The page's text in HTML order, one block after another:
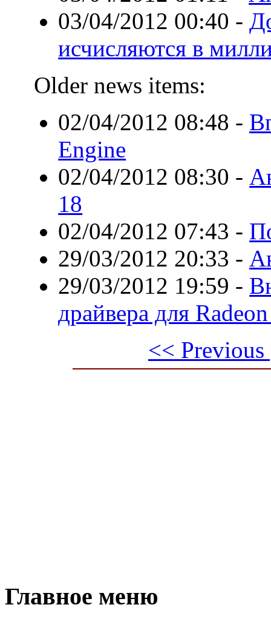
03/04/2012 00:40 -
исчисляются в
Older news items:
02/04/2012 08:48 -
Engine
02/04/2012 08:30 -
18
02/04/2012 07:43 -
29/03/2012 20:33 -
29/03/2012 19:59 -
драйвера для
<< Previous
Главное меню